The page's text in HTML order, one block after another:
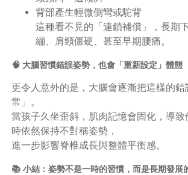
背部產生輕微側彎或駝背
這種看不見的「連鎖補償」，長期
繃、肩頸僵硬、甚至早期腰痛。
🧠 大腦習慣錯誤姿勢，也會「重新設定」體態
更令人意外的是，大腦會逐漸把這樣的錯
常」。
當孩子久坐歪斜，肌肉記憶會固化，導致
時依然保持不對稱姿勢，
進一步影響脊椎成長與整體平衡感。
📚 小結：姿勢不是一時的習慣，而是長期發展